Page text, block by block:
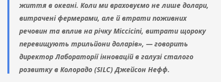
життя в океані. Коли ми враховуємо не лише долари,
витрачені фермерами, але й втрати поживних
речовин та вплив на річку Міссісіпі, витрати щороку
перевищують трильйони доларів», — говорить
директор Лабораторії інновацій в галузі сталого
розвитку в Колорадо (SILC) Джейсон Нефф.